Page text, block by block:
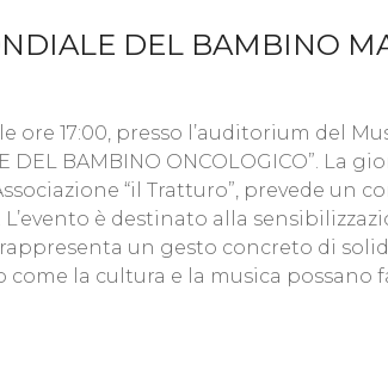
DEL BAMBINO
ore 17:00, presso l’auditorium del
DEL BAMBINO ONCOLOGICO”. La
“il Tratturo”, prevede un
è destinato alla
un gesto concreto di
la cultura e la musica possano